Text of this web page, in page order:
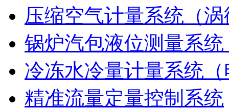
压缩空气计量系统（
锅炉汽包液位测量系
冷冻水冷量计量系统
精准流量定量控制系统